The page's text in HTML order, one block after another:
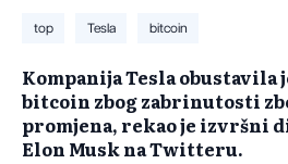
top Tesla bitcoin
Kompanija Tesla obustavila
bitcoin zbog zabrinutosti
promjena, rekao je izvršni
Elon Musk na Twitteru.